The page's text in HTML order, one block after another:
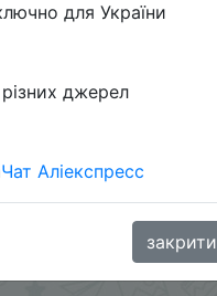
для України
джерел
Чат Аліекспресс
закрити